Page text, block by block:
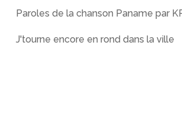
Paroles de la chanson Paname par
J'tourne encore en rond dans la ville